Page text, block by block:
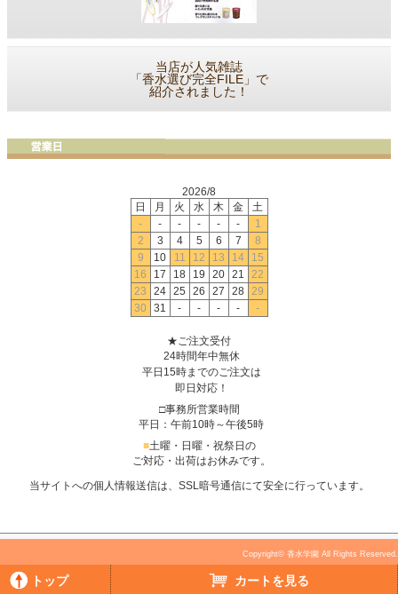
当店が人気雑誌
「香水選び完全FILE」で
紹介されました！
2026/8
日
月 火 水 木 金
土
-
- - - - -
1
2
3 4 5 6 7
8
9
10 11 12 13 14
15
16
17 18 19 20 21
22
23
24 25 26 27 28
29
30
31 - - - - -
★ご注文受付
24時間年中無休
平日15時までのご注文は
即日対応！
□事務所営業時間
平日：午前10時～午後5時
■土曜・日曜・祝祭日の
ご対応・出荷はお休みです。
当サイトへの個人情報送信は、SSL暗号通信にて安全に行っています。
Copyright© 香水学園 All Rights Reserved.
トップ カートを見る